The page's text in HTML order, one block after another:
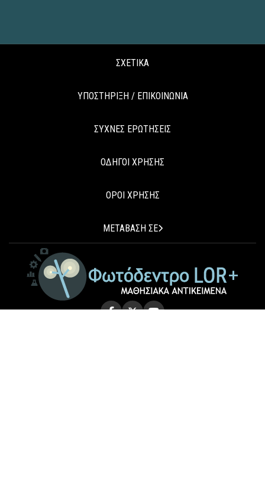
ΣΧΕΤΙΚΑ
ΥΠΟΣΤΗΡΙΞΗ / ΕΠΙΚΟΙΝΩΝΙΑ
ΣΥΧΝΕΣ ΕΡΩΤΗΣΕΙΣ
ΟΔΗΓΟΙ ΧΡΗΣΗΣ
ΟΡΟΙ ΧΡΗΣΗΣ
ΜΕΤΑΒΑΣΗ ΣΕ